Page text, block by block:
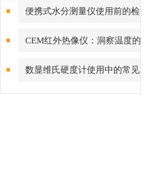
CFU关系
便携式水分测量仪使用前的检
定工作不可忽视
CEM红外热像仪：洞察温度的
视觉先锋
数显维氏硬度计使用中的常见
故障和解决方法